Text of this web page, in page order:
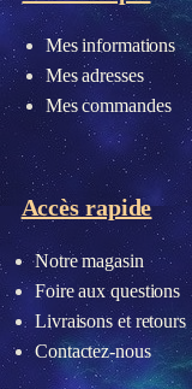
Mes informations
Mes adresses
Mes commandes
Accès rapide
Notre magasin
Foire aux questions
Livraisons et retours
Contactez-nous